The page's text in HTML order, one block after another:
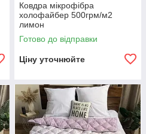
Ковдра мікрофібра
холофайбер 500грм/м2
лимон
Готово до відправки
Ціну уточнюйте